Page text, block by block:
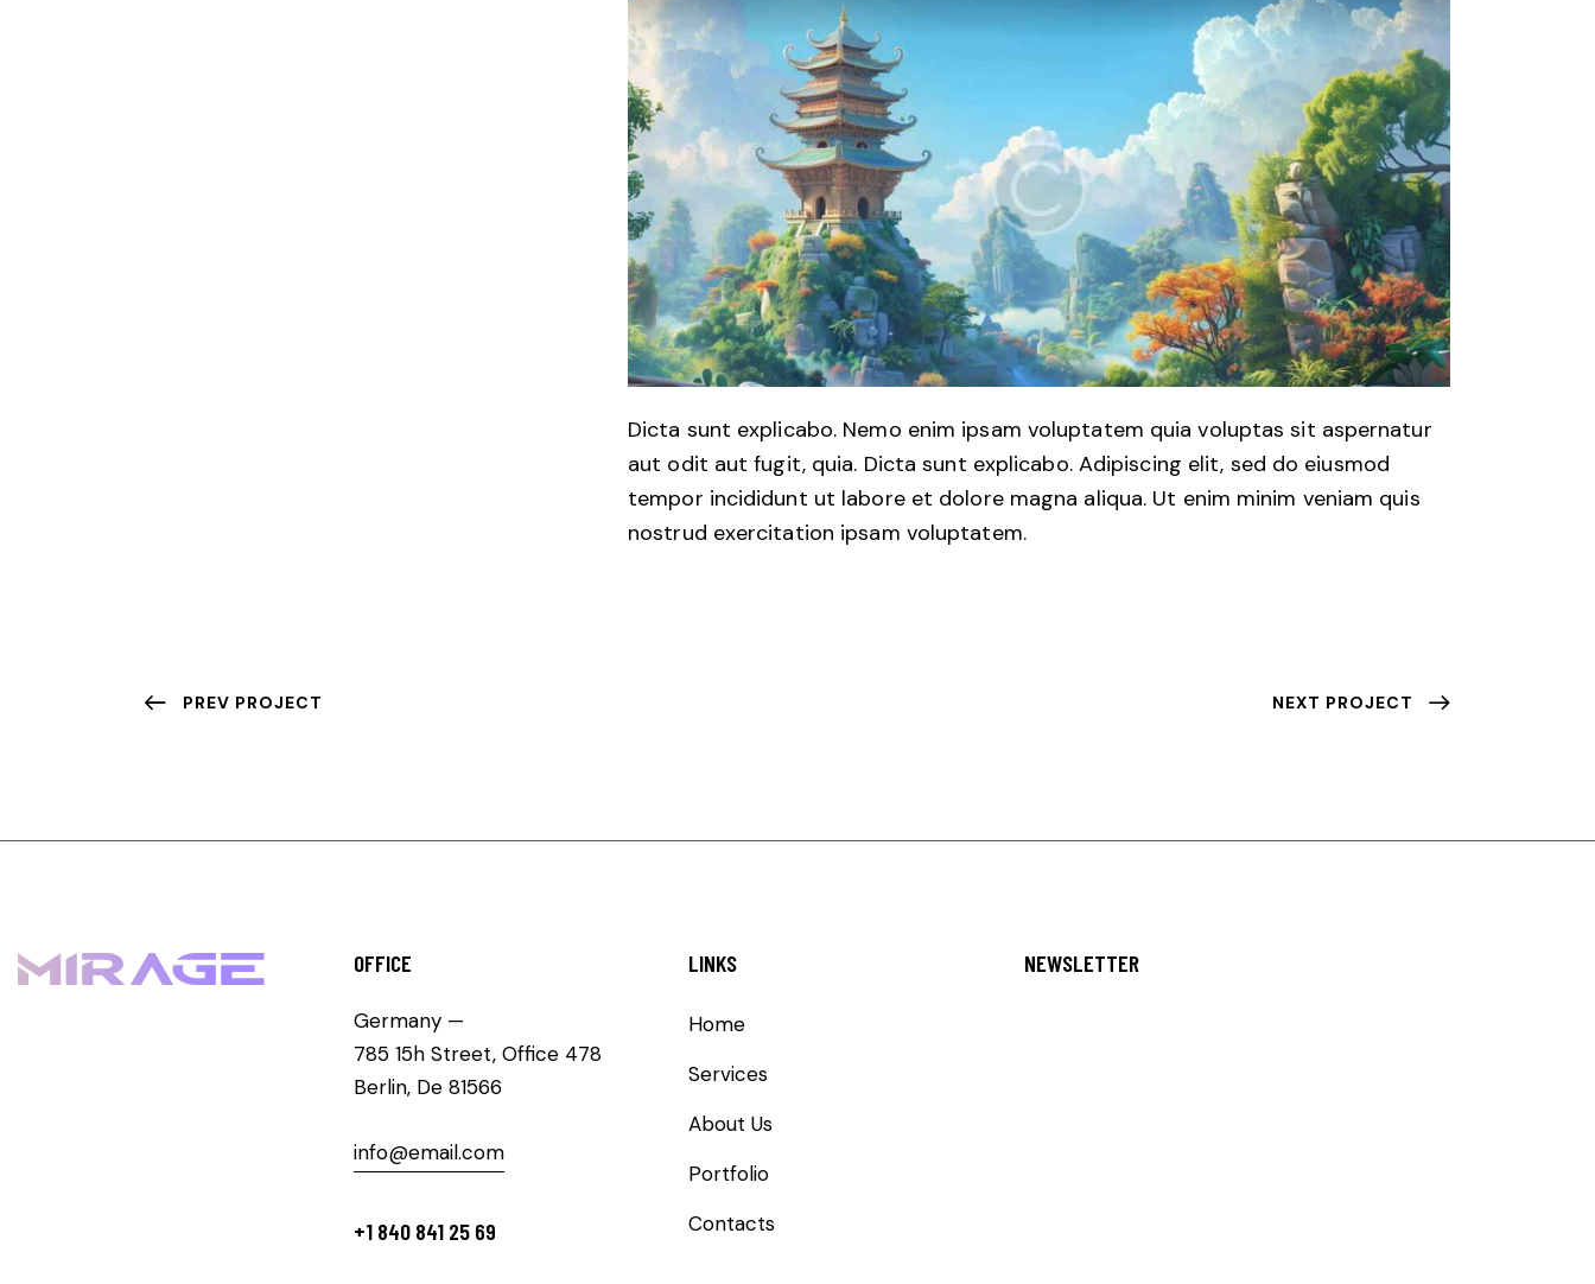
Dicta sunt explicabo. Nemo enim ipsam voluptatem quia voluptas sit aspernatur
aut odit aut fugit, quia. Dicta sunt explicabo. Adipiscing elit, sed do eiusmod
tempor incididunt ut labore et dolore magna aliqua. Ut enim minim veniam quis
nostrud exercitation ipsam voluptatem.
PREV PROJECT NEXT PROJECT
OFFICE
Germany —
785 15h Street, Office 478
Berlin, De 81566
info@email.com
+1 840 841 25 69
LINKS
Home
Services
About Us
Portfolio
Contacts
NEWSLETTER